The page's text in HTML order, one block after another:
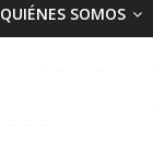
QUIÉNES SOMOS